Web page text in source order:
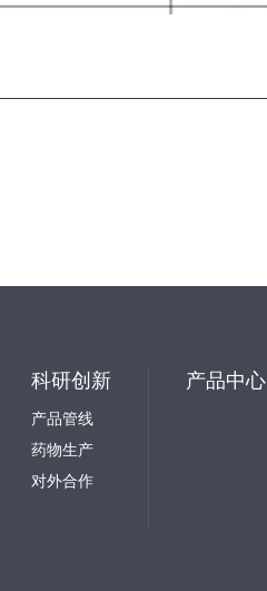
科研创新
产品管线
药物生产
对外合作
产品中心